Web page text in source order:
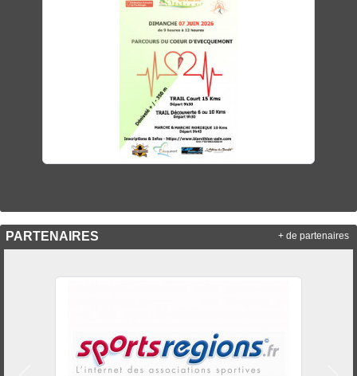
PARTENAIRES + de partenaires